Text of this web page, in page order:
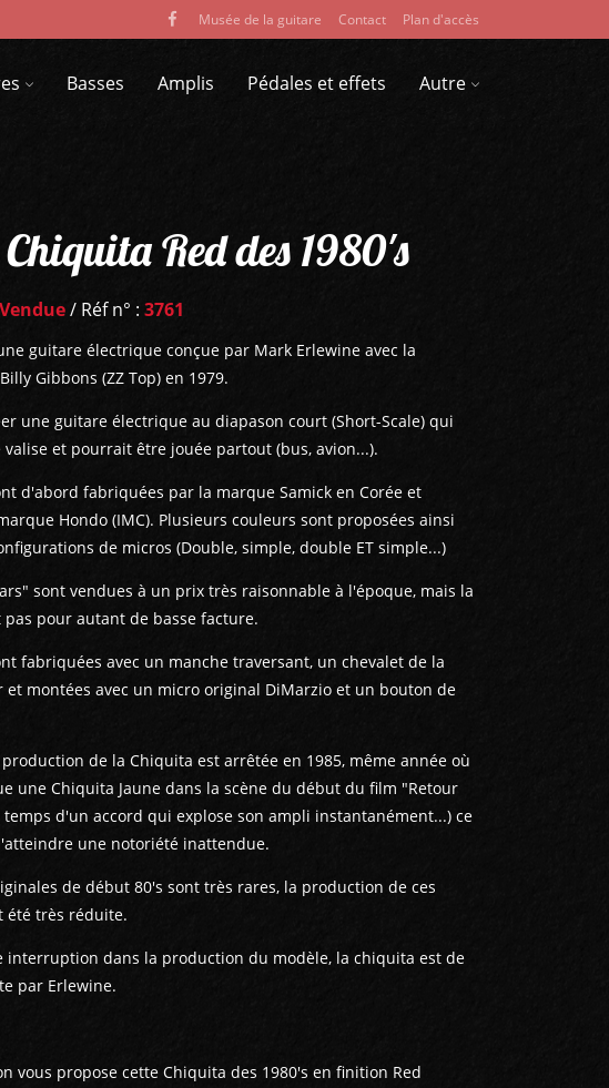
Musée de la guitare Contact Plan d'accès
Basses Amplis Pédales et effets Autre
Red des 1980's
Vendue/ Réf n° : 3761
guitare électrique conçue par Mark Erlewine avec la
Gibbons (ZZ Top) en 1979.
une guitare électrique au diapason court (Short-Scale) qui
et pourrait être jouée partout (bus, avion...).
d'abord fabriquées par la marque Samick en Corée et
Hondo (IMC). Plusieurs couleurs sont proposées ainsi
de micros (Double, simple, double ET simple...)
sont vendues à un prix très raisonnable à l'époque, mais la
pour autant de basse facture.
fabriquées avec un manche traversant, un chevalet de la
et montées avec un micro original DiMarzio et un bouton de
de la Chiquita est arrêtée en 1985, même année où
une Chiquita Jaune dans la scène du début du film "Retour
d'un accord qui explose son ampli instantanément...) ce
une notoriété inattendue.
de début 80's sont très rares, la production de ces
été très réduite.
interruption dans la production du modèle, la chiquita est de
par Erlewine.
vous propose cette Chiquita des 1980's en finition Red